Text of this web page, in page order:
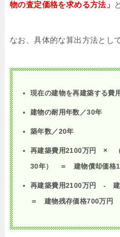
物の査定価格を求める方法」
なお、具体的な算出方法とし
現在の建物を再建築する費
建物の耐用年数／30年
築年数／20年
再建築費用2100万円 × （
30年） ＝ 建物償却価格
再建築費用2100万円 - 建
＝ 建物残存価格700万円